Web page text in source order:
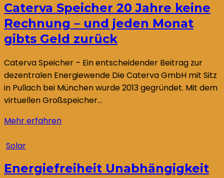
Caterva Speicher 20 Jahre keine
Rechnung – und jeden Monat
gibts Geld zurück
Caterva Speicher – Ein entscheidender Beitrag zur
dezentralen Energiewende Die Caterva GmbH mit Sitz
in Pullach bei München wurde 2013 gegründet. Mit dem
virtuellen Großspeicher…
Mehr erfahren
Solar
Energiefreiheit Unabhängigkeit